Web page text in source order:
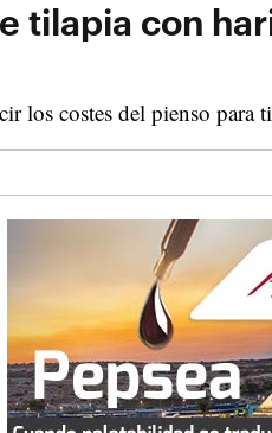
tilapia con
los costes del pienso para